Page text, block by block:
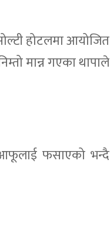
होटलमा आयोजित
मान्न गएका थापाले
फसाएको भन्दै